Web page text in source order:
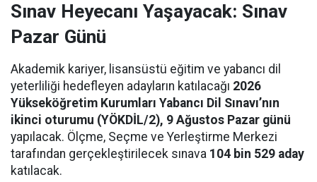
Sınav Heyecanı Yaşayacak: Sınav
Pazar Günü
Akademik kariyer, lisansüstü eğitim ve yabancı dil
yeterliliği hedefleyen adayların katılacağı 2026
Yükseköğretim Kurumları Yabancı Dil Sınavı’nın
ikinci oturumu (YÖKDİL/2), 9 Ağustos Pazar günü
yapılacak. Ölçme, Seçme ve Yerleştirme Merkezi
tarafından gerçekleştirilecek sınava 104 bin 529 aday
katılacak.